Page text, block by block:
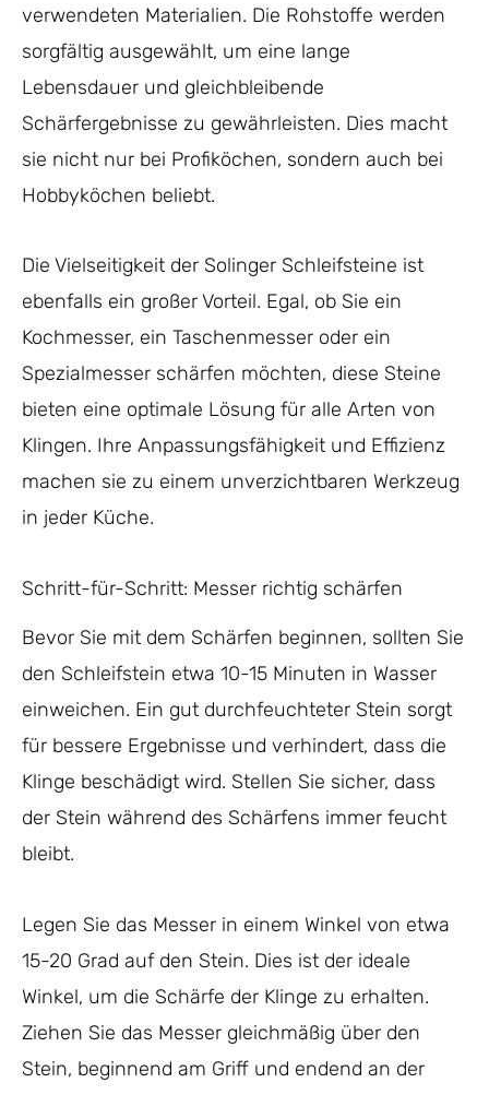
verwendeten Materialien. Die Rohstoffe werden
sorgfältig ausgewählt, um eine lange
Lebensdauer und gleichbleibende
Schärfergebnisse zu gewährleisten. Dies macht
sie nicht nur bei Profiköchen, sondern auch bei
Hobbyköchen beliebt.
Die Vielseitigkeit der Solinger Schleifsteine ist
ebenfalls ein großer Vorteil. Egal, ob Sie ein
Kochmesser, ein Taschenmesser oder ein
Spezialmesser schärfen möchten, diese Steine
bieten eine optimale Lösung für alle Arten von
Klingen. Ihre Anpassungsfähigkeit und Effizienz
machen sie zu einem unverzichtbaren Werkzeug
in jeder Küche.
Schritt-für-Schritt: Messer richtig schärfen
Bevor Sie mit dem Schärfen beginnen, sollten Sie
den Schleifstein etwa 10-15 Minuten in Wasser
einweichen. Ein gut durchfeuchteter Stein sorgt
für bessere Ergebnisse und verhindert, dass die
Klinge beschädigt wird. Stellen Sie sicher, dass
der Stein während des Schärfens immer feucht
bleibt.
Legen Sie das Messer in einem Winkel von etwa
15-20 Grad auf den Stein. Dies ist der ideale
Winkel, um die Schärfe der Klinge zu erhalten.
Ziehen Sie das Messer gleichmäßig über den
Stein, beginnend am Griff und endend an der